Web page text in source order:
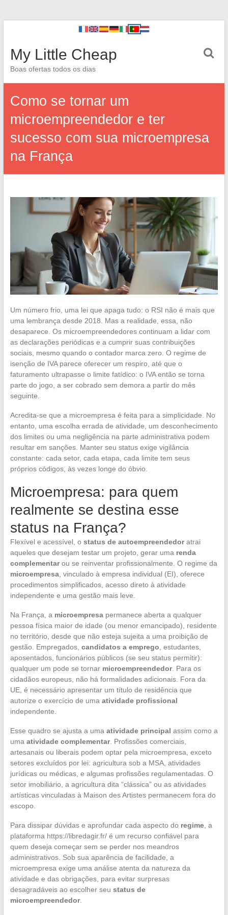
My Little Cheap
Boas ofertas todos os dias
Como se tornar um
microempreendedor e ter
sucesso com sua microempresa
na França
Um número frio, uma lei que apaga tudo: o RSI não é mais que
uma lembrança desde 2018. Mas a realidade, essa, não
desaparece. Os microempreendedores continuam a lidar com
as declarações periódicas e a cumprir suas contribuições
sociais, mesmo quando o contador marca zero. O regime de
isenção de IVA parece oferecer um respiro, até que o
faturamento ultrapasse o limite fatídico: o IVA então se torna
parte do jogo, a ser cobrado sem demora a partir do mês
seguinte.
Acredita-se que a microempresa é feita para a simplicidade. No
entanto, uma escolha errada de atividade, um desconhecimento
dos limites ou uma negligência na parte administrativa podem
resultar em sanções. Manter seu status exige vigilância
constante: cada setor, cada etapa, cada limite tem seus
próprios códigos, às vezes longe do óbvio.
Microempresa: para quem
realmente se destina esse
status na França?
Flexível e acessível, o status de autoempreendedoratrai
aqueles que desejam testar um projeto, gerar uma renda
complementarou se reinventar profissionalmente. O regime da
microempresa, vinculado à empresa individual (EI), oferece
procedimentos simplificados, acesso direto à atividade
independente e uma gestão mais leve.
Na França, a microempresapermanece aberta a qualquer
pessoa física maior de idade (ou menor emancipado), residente
no território, desde que não esteja sujeita a uma proibição de
gestão. Empregados, candidatos a emprego , estudantes,
aposentados, funcionários públicos (se seu status permitir):
qualquer um pode se tornar microempreendedor. Para os
cidadãos europeus, não há formalidades adicionais. Fora da
UE, é necessário apresentar um título de residência que
autorize o exercício de uma atividade profissional
independente.
Esse quadro se ajusta a uma atividade principal assim como a
uma atividade complementar. Profissões comerciais,
artesanais ou liberais podem optar pela microempresa, exceto
setores excluídos por lei: agricultura sob a MSA, atividades
jurídicas ou médicas, e algumas profissões regulamentadas. O
setor imobiliário, a agricultura dita “clássica” ou as atividades
artísticas vinculadas à Maison des Artistes permanecem fora do
escopo.
Para dissipar dúvidas e aprofundar cada aspecto do regime, a
plataforma https://libredagir.fr/ é um recurso confiável para
quem deseja começar sem se perder nos meandros
administrativos. Sob sua aparência de facilidade, a
microempresa exige uma análise atenta da natureza da
atividade e das obrigações, para evitar surpresas
desagradáveis ao escolher seu status de
microempreendedor.